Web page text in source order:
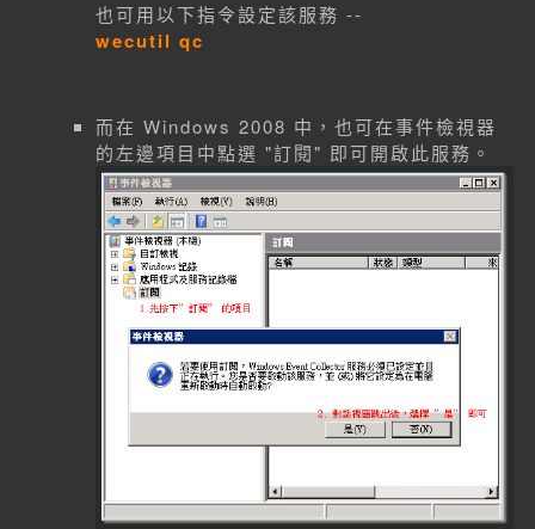
也可用以下指令設定該服務 --
wecutil qc
而在 Windows 2008 中，也可在事件檢視器
的左邊項目中點選 "訂閱" 即可開啟此服務。